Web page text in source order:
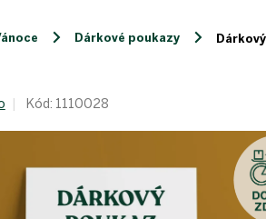
Dárkové poukazy
Kód: 1110028